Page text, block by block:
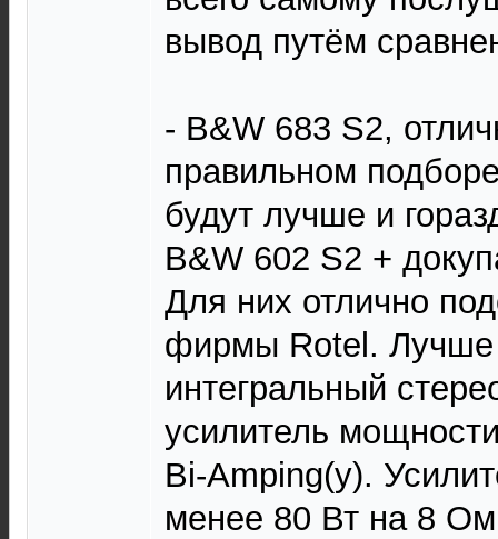
вывод путём
- B&W 683 S2,
правильном
будут лучше и
B&W 602 S2 +
Для них отлично
фирмы Rotel. Лучше
интегральный
усилитель
Bi-Аmping(у).
менее 80 Вт на 8